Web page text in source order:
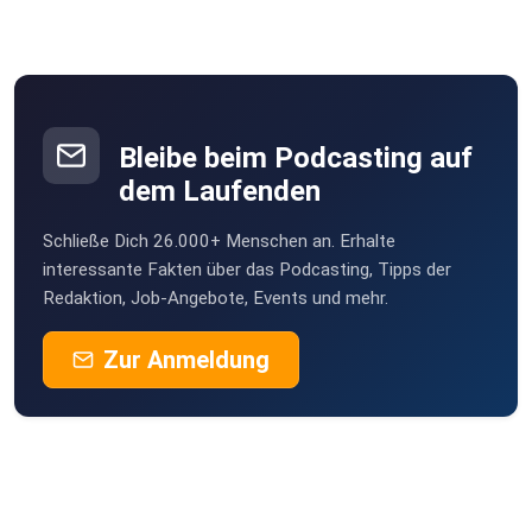
Bleibe beim Podcasting auf
dem Laufenden
Schließe Dich 26.000+ Menschen an. Erhalte
interessante Fakten über das Podcasting, Tipps der
Redaktion, Job-Angebote, Events und mehr.
Zur Anmeldung